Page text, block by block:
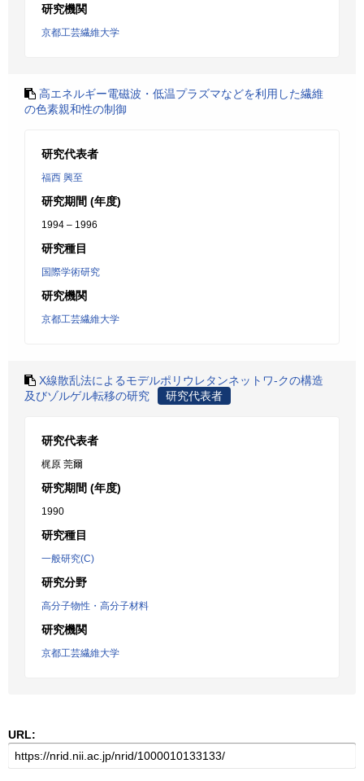
研究機関
京都工芸繊維大学
高エネルギー電磁波・低温プラズマなどを利用した繊維
の色素親和性の制御
研究代表者
福西 興至
研究期間 (年度)
1994 – 1996
研究種目
国際学術研究
研究機関
京都工芸繊維大学
X線散乱法によるモデルポリウレタンネットワ-クの構造
及びゾルゲル転移の研究
研究代表者
研究代表者
梶原 莞爾
研究期間 (年度)
1990
研究種目
一般研究(C)
研究分野
高分子物性・高分子材料
研究機関
京都工芸繊維大学
URL: